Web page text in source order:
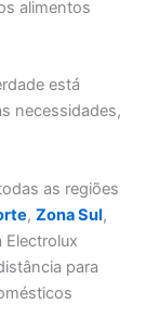
alimentos
está
necessidades,
as regiões
,Zona Sul,
Electrolux
para